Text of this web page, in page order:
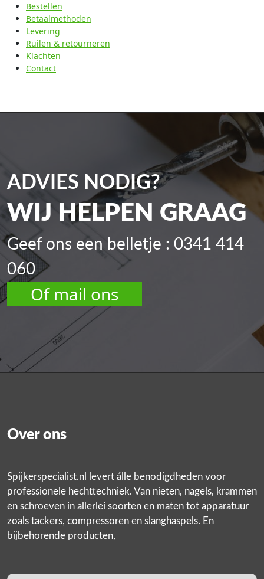
Bestellen
Betaalmethoden
Levering
Ruilen & retourneren
Klachten
Contact
ADVIES NODIG?
WIJ HELPEN GRAAG
Geef ons een belletje : 0341 414
060
Of mail ons
Over ons
Spijkerspecialist.nl levert álle benodigdheden voor
professionele hechttechniek. Van nieten, nagels, krammen
en schroeven in allerlei soorten en maten tot apparatuur
zoals tackers, compressoren en slanghaspels. En
bijbehorende producten,